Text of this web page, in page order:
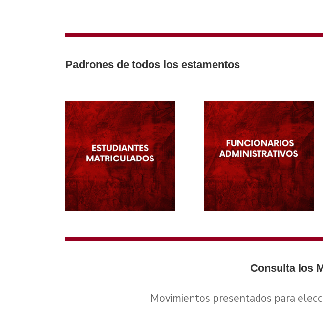
Padrones de todos los estamentos
Consulta los
Movimientos presentados para